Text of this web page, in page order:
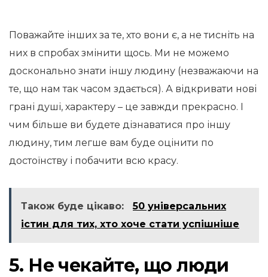
Поважайте інших за те, хто вони є, а не тисніть на
них в спробах змінити щось. Ми не можемо
досконально знати іншу людину (незважаючи на
те, що нам так часом здається). А відкривати нові
грані душі, характеру – це завжди прекрасно. І
чим більше ви будете дізнаватися про іншу
людину, тим легше вам буде оцінити по
достоїнству і побачити всю красу.
Також буде цікаво:
50 універсальних
істин для тих, хто хоче стати успішніше
5. Не чекайте, що люди